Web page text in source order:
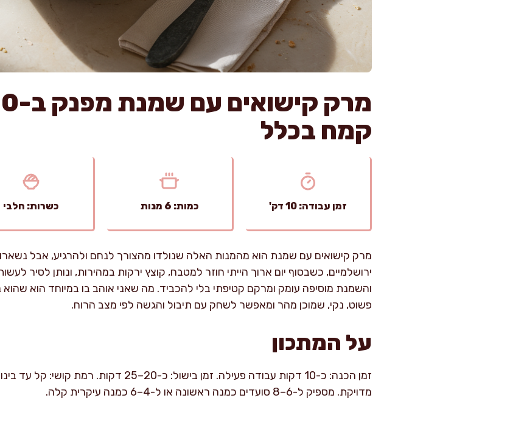
קמח בכלל
זמן עבודה: 10 דק' כמות: 6 מנות כשרות: חלבי
מרק קישואים עם שמנת הוא מהמנות האלה שנולדו מהצורך לנחם ולהרגיע, אבל נשארו
ירושלמיים, כשבסוף יום ארוך הייתי חוזר למטבח, קוצץ ירקות במהירות, ונותן לסיר
והשמנת מוסיפה עומק ומרקם קטיפתי בלי להכביד. מה שאני אוהב בו במיוחד הוא
פשוט, נקי, שמוכן מהר ומאפשר לשחק עם תיבול והגשה לפי מצב הרוח.
על המתכון
זמן הכנה: כ-10 דקות עבודה פעילה. זמן בישול: כ-
מדויקת. מספיק ל-6–8 סועדים כמנה ראשונה או ל-4–6 כמנה עיקרית קלה.